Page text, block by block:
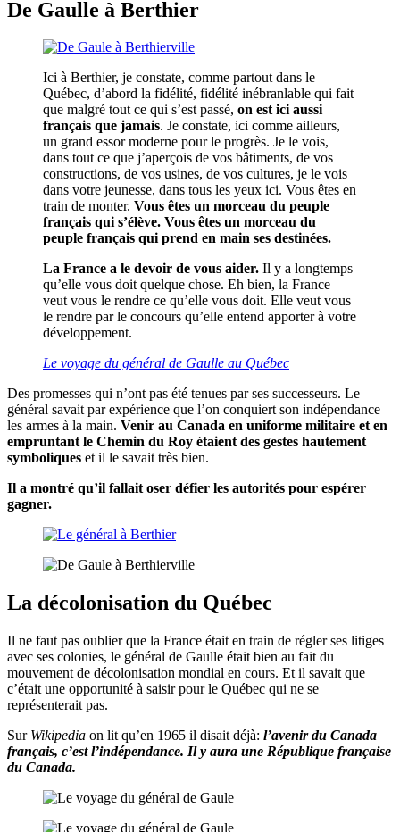
De Gaulle à Berthier
Ici à Berthier, je constate, comme partout dans le
Québec, d’abord la fidélité, fidélité inébranlable qui fait
que malgré tout ce qui s’est passé, on est ici aussi
français que jamais. Je constate, ici comme ailleurs,
un grand essor moderne pour le progrès. Je le vois,
dans tout ce que j’aperçois de vos bâtiments, de vos
constructions, de vos usines, de vos cultures, je le vois
dans votre jeunesse, dans tous les yeux ici. Vous êtes en
train de monter. Vous êtes un morceau du peuple
français qui s’élève. Vous êtes un morceau du
peuple français qui prend en main ses destinées.
La France a le devoir de vous aider. Il y a longtemps
qu’elle vous doit quelque chose. Eh bien, la France
veut vous le rendre ce qu’elle vous doit. Elle veut vous
le rendre par le concours qu’elle entend apporter à votre
développement.
Le voyage du général de Gaulle au Québec
Des promesses qui n’ont pas été tenues par ses successeurs. Le
général savait par expérience que l’on conquiert son indépendance
les armes à la main. Venir au Canada en uniforme militaire et en
empruntant le Chemin du Roy étaient des gestes hautement
symboliques et il le savait très bien.
Il a montré qu’il fallait oser défier les autorités pour espérer
gagner.
La décolonisation du Québec
Il ne faut pas oublier que la France était en train de régler ses litiges
avec ses colonies, le général de Gaulle était bien au fait du
mouvement de décolonisation mondial en cours. Et il savait que
c’était une opportunité à saisir pour le Québec qui ne se
représenterait pas.
Sur Wikipedia on lit qu’en 1965 il disait déjà: l’avenir du Canada
français, c’est l’indépendance. Il y aura une République française
du Canada.